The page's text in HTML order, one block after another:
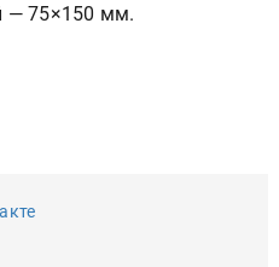
— 75×150 мм.